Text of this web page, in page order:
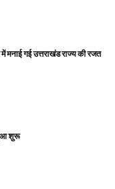
गई उत्तराखंड राज्य की रजत
शुरू